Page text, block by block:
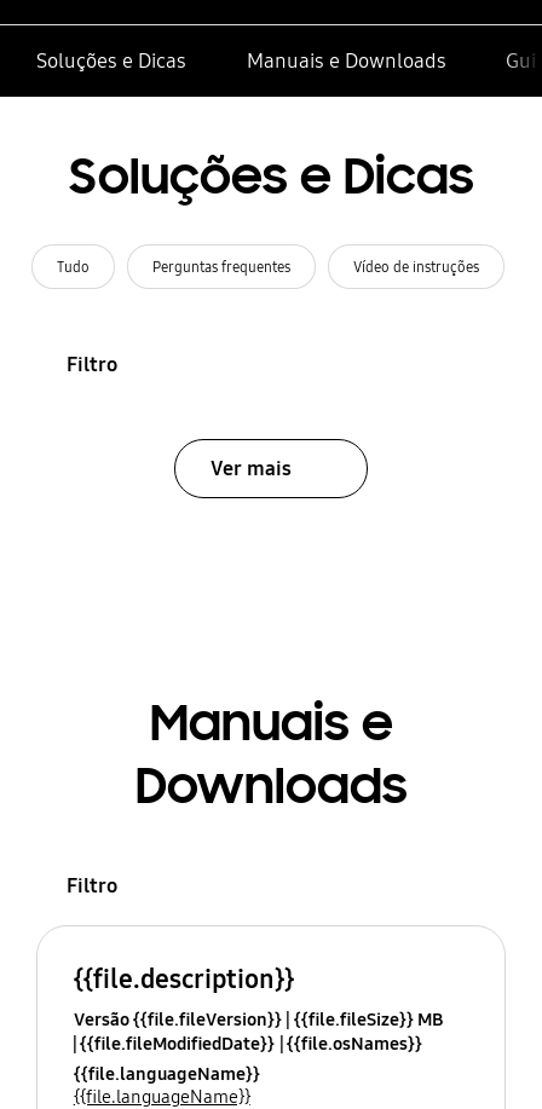
Soluções e Dicas Manuais e Downloads
Soluções e Dicas
Tudo Perguntas frequentes Vídeo de instruções
Filtro
Ver mais
Manuais e
Downloads
Filtro
{{file.description}}
Versão {{file.fileVersion}} {{file.fileSize}} MB
{{file.fileModifiedDate}} {{file.osNames}}
{{file.languageName}}
{{file.languageName}}